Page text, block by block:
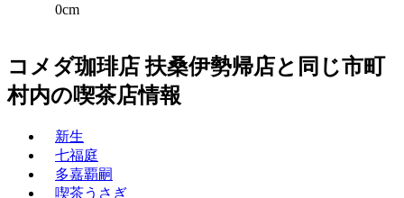
0cm
コメダ珈琲店 扶桑伊勢帰店と同じ市町
村内の喫茶店情報
新生
七福庭
多嘉覇嗣
喫茶うさぎ